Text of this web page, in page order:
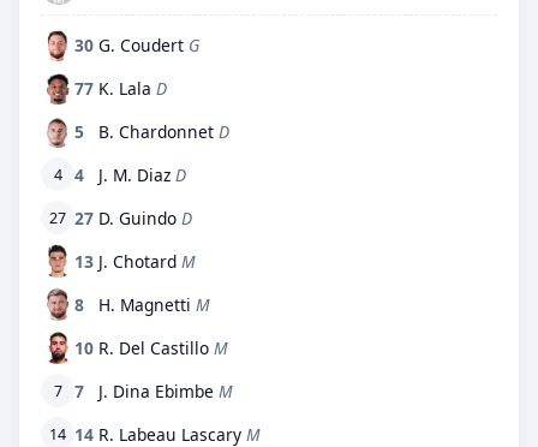
30 G. Coudert G
77 K. Lala D
5
B. Chardonnet D
4 4 J. M. Diaz D
27 27 D. Guindo D
13 J. Chotard M
8
H. Magnetti M
10 R. Del Castillo M
7 7 J. Dina Ebimbe M
14 14 R. Labeau Lascary M